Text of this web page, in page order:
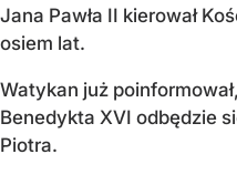
Jana Pawła II kierował
osiem lat.
Watykan już
Benedykta XVI odbędzie
Piotra.